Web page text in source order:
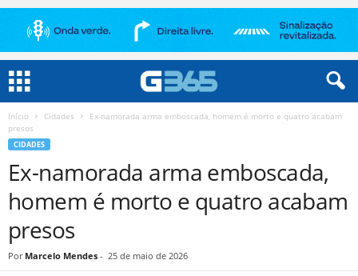
Início Cidades
Ex-namorada arma emboscada, homem é morto e quatro acabam
presos
CIDADES
Ex-namorada arma emboscada,
homem é morto e quatro acabam
presos
Por Marcelo Mendes - 25 de maio de 2026